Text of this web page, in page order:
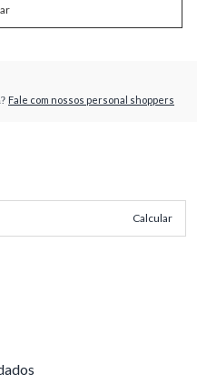
Fale com nossos personal shoppers
Calcular